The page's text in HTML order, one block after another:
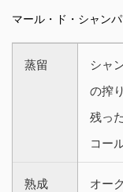
マール・ド・シャンパ
蒸留
シャ
の搾
残っ
コー
熟成
オー